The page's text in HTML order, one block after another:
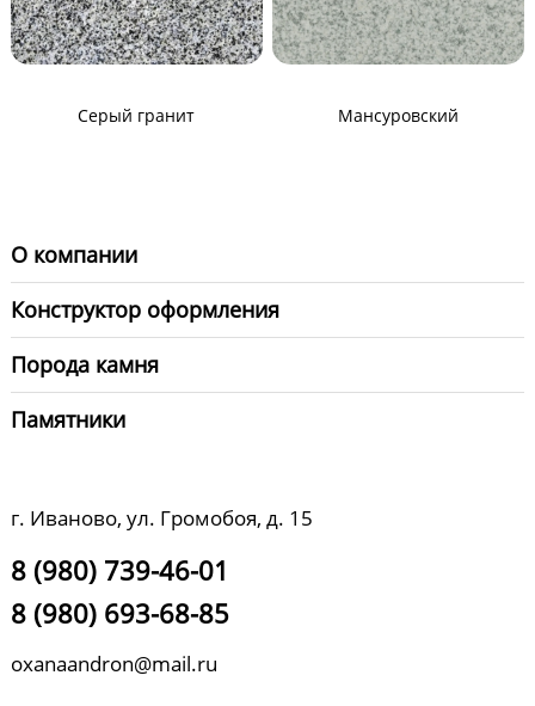
Серый гранит Мансуровский
О компании
Конструктор оформления
Порода камня
Памятники
г. Иваново, ул. Громобоя, д. 15
8 (980) 739-46-01
8 (980) 693-68-85
oxanaandron@mail.ru